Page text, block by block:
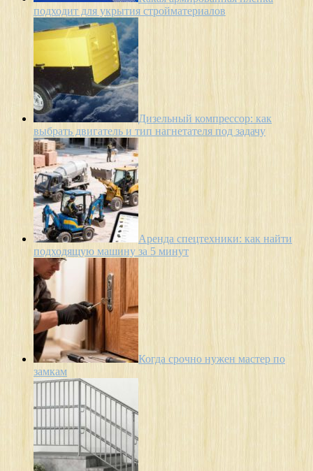
подходит для укрытия стройматериалов
Дизельный компрессор: как
выбрать двигатель и тип нагнетателя под задачу
Аренда спецтехники: как найти
подходящую машину за 5 минут
Когда срочно нужен мастер по
замкам